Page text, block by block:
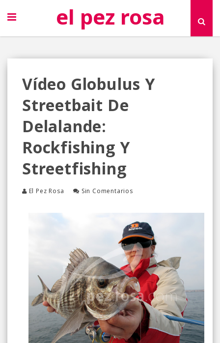
el pez rosa
Vídeo Globulus Y
Streetbait De
Delalande:
Rockfishing Y
Streetfishing
El Pez Rosa Sin Comentarios